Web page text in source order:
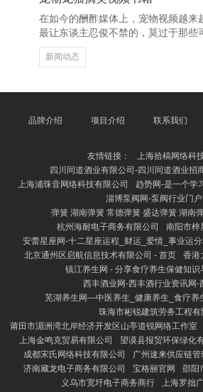
其次，政府和金融机构提供的多样财
及贷款计策，为企业提供了紧迫的外
守旧不仅缓解了
在如今的酬酢媒体上，宠物视频越来
最让东谈主忍俊不禁的，莫过于那些
笑视频书籍。这些视频不仅展现了龙
通过它们的滑稽活动，给不雅众带来
作念出“情态包”式的呆滞脸，让网友直
以受接待，除了
新闻动态
品牌介绍 项目介绍 联系我们
友情链接：
上海拾稿网络科
四川同道酒业有限公司-四川同道酒业招
上海浦珠音网络科技有限公司
趋势网-是一个学
淄博泵阀网-泵阀行业门
弹簧 湖南弹簧 常德弹簧 盛达弹簧 湖南
杭州海耐电子商务有限公司
南阳市梓
安蕾星座网-十二星座运程_财运_爱情_事业运
北京通州区启航信息技术有限公司 - 首页
香港
镇江养生网 - 分享食疗养生保健知识
西丰酒业网-西丰酒行业资讯网-
芜湖养生网—中医养生_健康养生_食疗养
珠海市彬锐建筑劳务工程有
莆田市湄洲湾北岸经济开发区山亭道锐网络工作室
上海金鸣克贸易有限公司
望谟县报贸环保绿化
成都宋氏网络科技有限公司
广州速来供应链
济南藏龙电子商务有限公司
宝格丽官网
邵阳
义乌市宽圩电子商务商行
上海罗拙